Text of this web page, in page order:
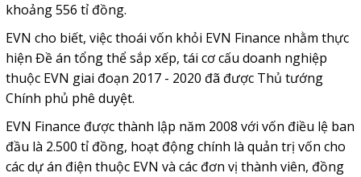
khoảng 556 tỉ đồng.
EVN cho biết, việc thoái vốn khỏi EVN Finance nhằm thực
hiện Đề án tổng thể sắp xếp, tái cơ cấu doanh nghiệp
thuộc EVN giai đoạn 2017 - 2020 đã được Thủ tướng
Chính phủ phê duyệt.
EVN Finance được thành lập năm 2008 với vốn điều lệ ban
đầu là 2.500 tỉ đồng, hoạt động chính là quản trị vốn cho
các dự án điện thuộc EVN và các đơn vị thành viên, đồng